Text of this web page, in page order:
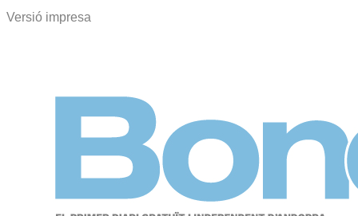
Versió impresa